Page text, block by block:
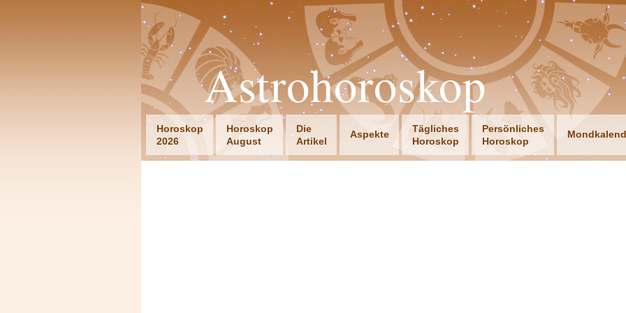
Astrohoroskop
Horoskop
2026
Horoskop
August
Die
Artikel
Aspekte
Tägliches
Horoskop
Persönliches
Horoskop